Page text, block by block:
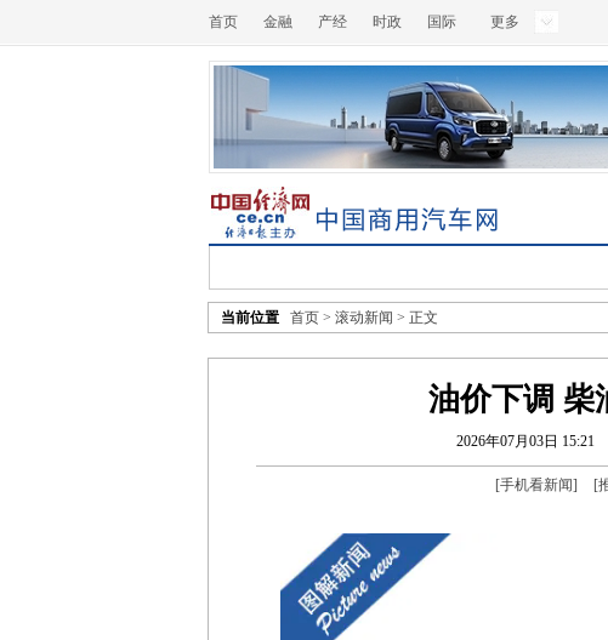
首页 金融 产经 时政 国际 更多
当前位置 首页 > 滚动新闻 > 正文
油价下调 柴
2026年07月03日 15:21
[手机看新闻] [